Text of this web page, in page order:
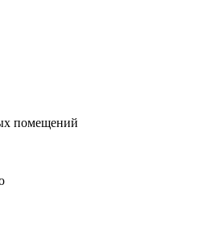
помещений